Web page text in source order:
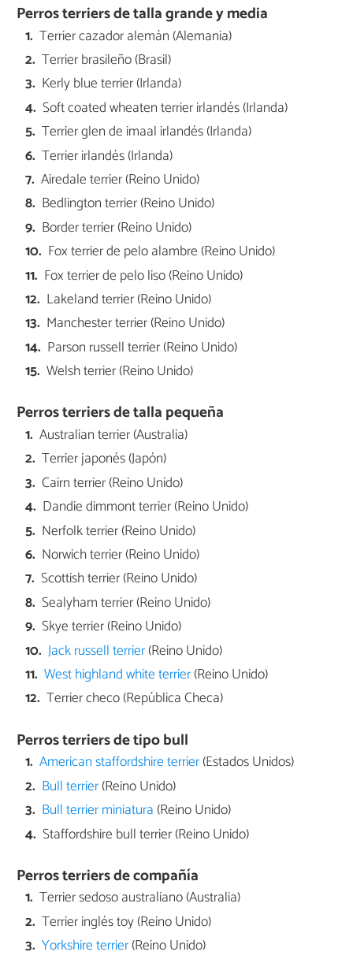
Perros terriers de talla grande y media
Terrier cazador alemán (Alemania)
Terrier brasileño (Brasil)
Kerly blue terrier (Irlanda)
Soft coated wheaten terrier irlandés (Irlanda)
Terrier glen de imaal irlandés (Irlanda)
Terrier irlandés (Irlanda)
Airedale terrier (Reino Unido)
Bedlington terrier (Reino Unido)
Border terrier (Reino Unido)
Fox terrier de pelo alambre (Reino Unido)
Fox terrier de pelo liso (Reino Unido)
Lakeland terrier (Reino Unido)
Manchester terrier (Reino Unido)
Parson russell terrier (Reino Unido)
Welsh terrier (Reino Unido)
Perros terriers de talla pequeña
Australian terrier (Australia)
Terrier japonés (Japón)
Cairn terrier (Reino Unido)
Dandie dimmont terrier (Reino Unido)
Nerfolk terrier (Reino Unido)
Norwich terrier (Reino Unido)
Scottish terrier (Reino Unido)
Sealyham terrier (Reino Unido)
Skye terrier (Reino Unido)
Jack russell terrier(Reino Unido)
West highland white terrier(Reino Unido)
Terrier checo (República Checa)
Perros terriers de tipo bull
American staffordshire terrier(Estados Unidos)
Bull terrier(Reino Unido)
Bull terrier miniatura (Reino Unido)
Staffordshire bull terrier (Reino Unido)
Perros terriers de compañía
Terrier sedoso australiano (Australia)
Terrier inglés toy (Reino Unido)
Yorkshire terrier(Reino Unido)